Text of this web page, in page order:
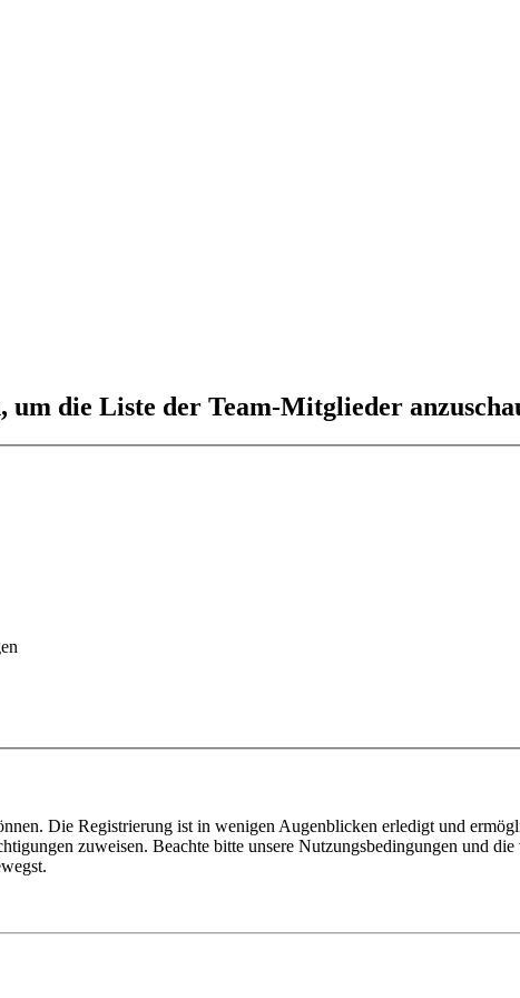
die Liste der Team-Mitglieder
Die Registrierung ist in wenigen Augenblicken erledigt und
zuweisen. Beachte bitte unsere Nutzungsbedingungen und